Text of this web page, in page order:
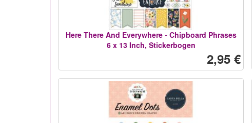
Here There And Everywhere - Chipboard Phrases
6 x 13 Inch, Stickerbogen
2,95 €